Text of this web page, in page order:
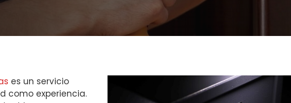
es un servicio
como experiencia.